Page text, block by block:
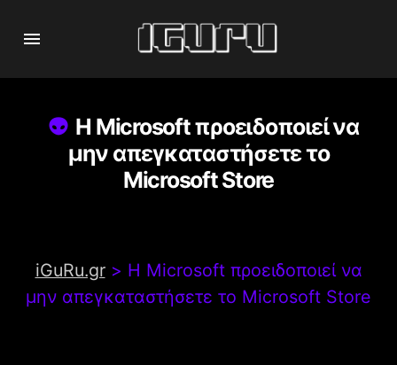
Η Microsoft προειδοποιεί να
μην απεγκαταστήσετε το
Microsoft Store
iGuRu.gr> Η Microsoft προειδοποιεί να
μην απεγκαταστήσετε το Microsoft Store